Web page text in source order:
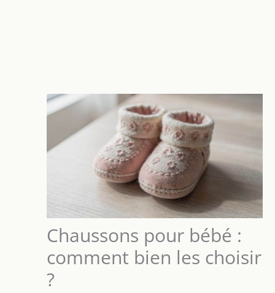
Chaussons pour bébé :
comment bien les choisir
?